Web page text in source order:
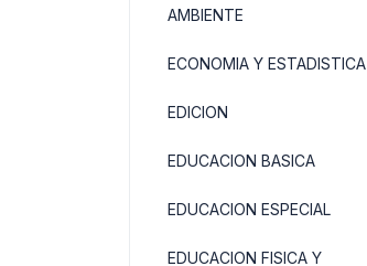
AMBIENTE
ECONOMIA Y ESTADISTICA
EDICION
EDUCACION BASICA
EDUCACION ESPECIAL
EDUCACION FISICA Y